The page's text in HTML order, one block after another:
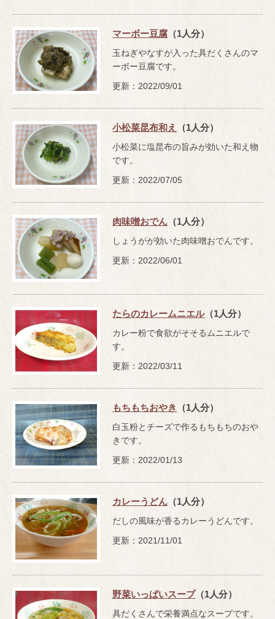
マーボー豆腐 （1人分）
玉ねぎやなすが入った具だくさんのマ
ーボー豆腐です。
更新：2022/09/01
小松菜昆布和え （1人分）
小松菜に塩昆布の旨みが効いた和え物
です。
更新：2022/07/05
肉味噌おでん （1人分）
しょうがが効いた肉味噌おでんです。
更新：2022/06/01
たらのカレームニエル（1人分）
カレー粉で食欲がそそるムニエルで
す。
更新：2022/03/11
もちもちおやき （1人分）
白玉粉とチーズで作るもちもちのおや
きです。
更新：2022/01/13
カレーうどん （1人分）
だしの風味が香るカレーうどんです。
更新：2021/11/01
野菜いっぱいスープ（1人分）
具だくさんで栄養満点なスープです。